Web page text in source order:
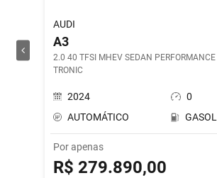
AUDI
A3
2.0 40 TFSI MHEV SEDAN PERFORMANCE
TRONIC
2024
0
AUTOMÁTICO
Por apenas
R$ 279.890,00